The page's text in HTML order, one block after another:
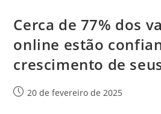
Cerca de 77% dos
online estão
crescimento de
20 de fevereiro de 2025